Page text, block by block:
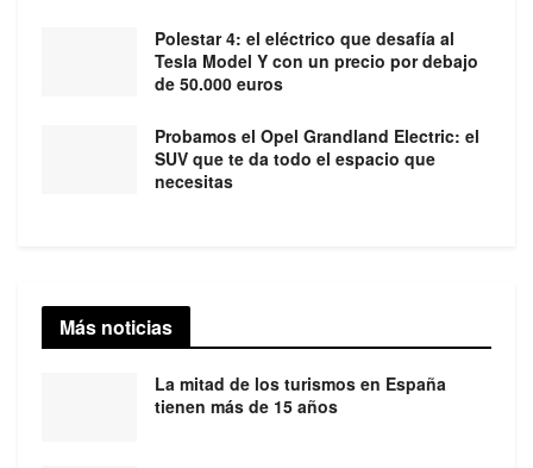
Polestar 4: el eléctrico que desafía al
Tesla Model Y con un precio por debajo
de 50.000 euros
Probamos el Opel Grandland Electric: el
SUV que te da todo el espacio que
necesitas
Más noticias
La mitad de los turismos en España
tienen más de 15 años